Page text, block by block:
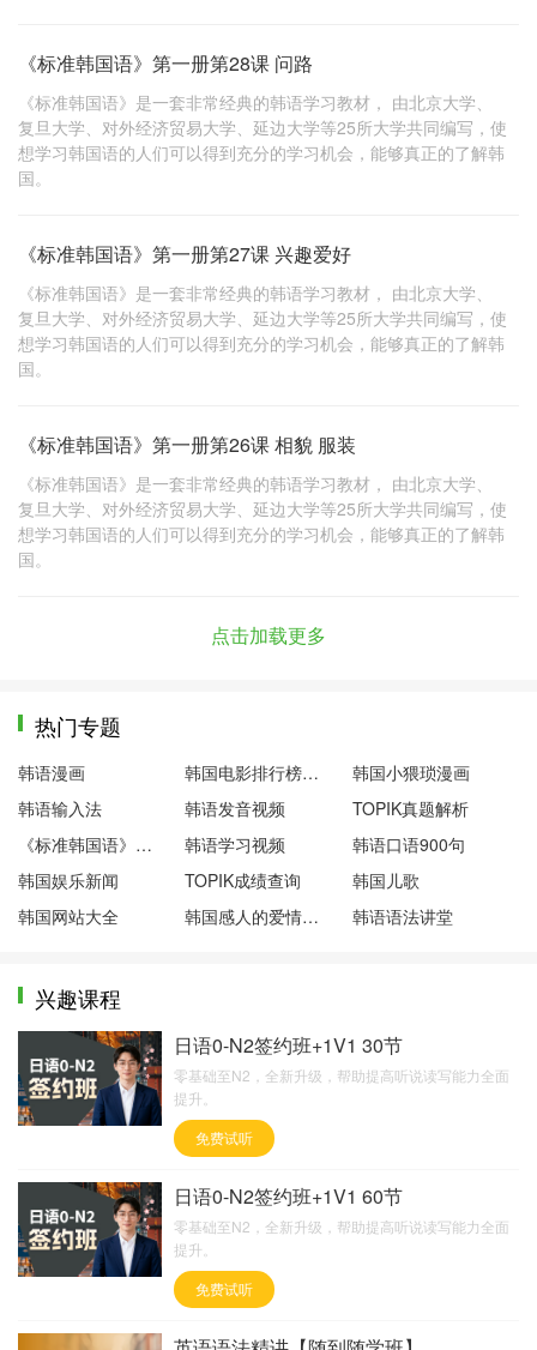
《标准韩国语》第一册第28课 问路
《标准韩国语》是一套非常经典的韩语学习教材， 由北京大学、
复旦大学、对外经济贸易大学、延边大学等25所大学共同编写，使
想学习韩国语的人们可以得到充分的学习机会，能够真正的了解韩
国。
《标准韩国语》第一册第27课 兴趣爱好
《标准韩国语》是一套非常经典的韩语学习教材， 由北京大学、
复旦大学、对外经济贸易大学、延边大学等25所大学共同编写，使
想学习韩国语的人们可以得到充分的学习机会，能够真正的了解韩
国。
《标准韩国语》第一册第26课 相貌 服装
《标准韩国语》是一套非常经典的韩语学习教材， 由北京大学、
复旦大学、对外经济贸易大学、延边大学等25所大学共同编写，使
想学习韩国语的人们可以得到充分的学习机会，能够真正的了解韩
国。
点击加载更多
热门专题
韩语漫画 韩国电影排行榜前十名
韩国小猥琐漫画
韩语输入法
韩语发音视频
TOPIK真题解析
《标准韩国语》第一册
韩语学习视频
韩语口语900句
韩国娱乐新闻
TOPIK成绩查询
韩国儿歌
韩国网站大全
韩国感人的爱情电影 韩语语法讲堂
兴趣课程
日语0-N2签约班+1V1 30节
零基础至N2，全新升级，帮助提高听说读写能力全面
提升。
免费试听
日语0-N2签约班+1V1 60节
零基础至N2，全新升级，帮助提高听说读写能力全面
提升。
免费试听